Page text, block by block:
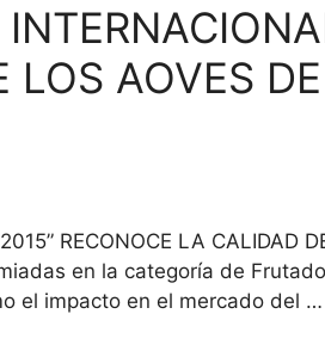
AOVES
RECONOCE LA CALIDAD
en la categoría de
el impacto en el mercado del …